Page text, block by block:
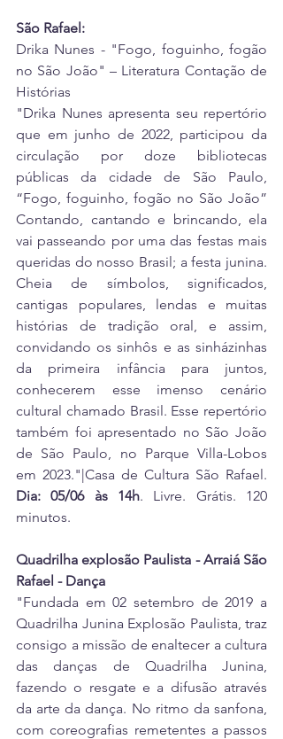
São Rafael:
Drika Nunes - "Fogo, foguinho, fogão
no São João" – Literatura Contação de
Histórias
"Drika Nunes apresenta seu repertório
que em junho de 2022, participou da
circulação por doze bibliotecas
públicas da cidade de São Paulo,
“Fogo, foguinho, fogão no São João”
Contando, cantando e brincando, ela
vai passeando por uma das festas mais
queridas do nosso Brasil; a festa junina.
Cheia de símbolos, significados,
cantigas populares, lendas e muitas
histórias de tradição oral, e assim,
convidando os sinhôs e as sinházinhas
da primeira infância para juntos,
conhecerem esse imenso cenário
cultural chamado Brasil. Esse repertório
também foi apresentado no São João
de São Paulo, no Parque Villa-Lobos
Dia: 05/06 às 14h. Livre. Grátis. 120
minutos.
Quadrilha explosão Paulista - Arraiá São
Rafael - Dança
"Fundada em 02 setembro de 2019 a
Quadrilha Junina Explosão Paulista, traz
consigo a missão de enaltecer a cultura
das danças de Quadrilha Junina,
fazendo o resgate e a difusão através
da arte da dança. No ritmo da sanfona,
com coreografias remetentes a passos